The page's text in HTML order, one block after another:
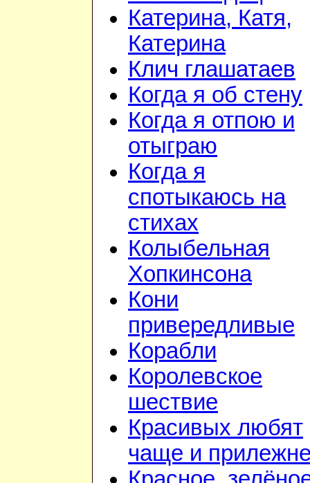
Катерина, Катя,
Катерина
Клич глашатаев
Когда я об стену
Когда я отпою и
отыграю
Когда я
спотыкаюсь на
стихах
Колыбельная
Хопкинсона
Кони
привередливые
Корабли
Королевское
шествие
Красивых любят
чаще и